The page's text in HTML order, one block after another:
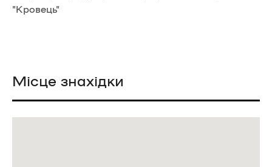
"Кровець"
Місце знахідки